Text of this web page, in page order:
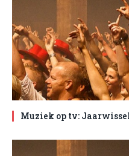
Muziek op tv: